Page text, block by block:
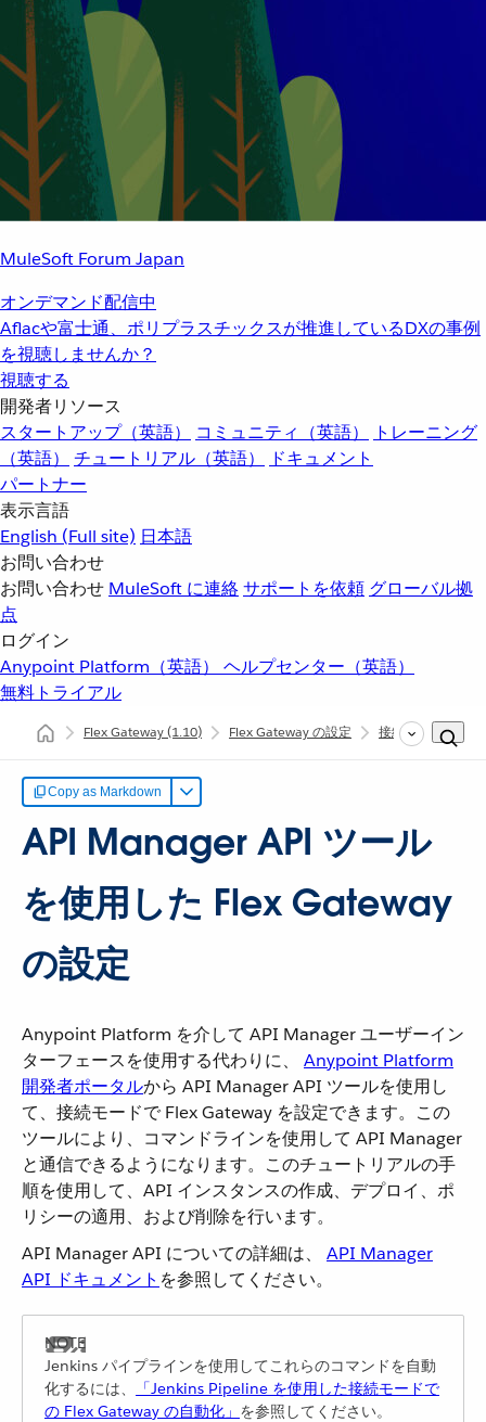
MuleSoft Forum Japan
オンデマンド配信中
Aflacや富士通、ポリプラスチックスが推進しているDXの事例
を視聴しませんか？
視聴する
開発者リソース
スタートアップ（英語）
コミュニティ（英語）
トレーニング
（英語）
チュートリアル（英語）
ドキュメント
パートナー
表示言語
English (Full site) 日本語
お問い合わせ
お問い合わせ MuleSoft に連絡サポートを依頼 グローバル拠
点
ログイン
Anypoint Platform（英語） ヘルプセンター（英語）
無料トライアル
Flex Gateway(1.10) Flex Gateway の設定 接続モードでの
Copy as Markdown
API Manager API ツール
を使用した Flex Gateway
の設定
Anypoint Platform を介して API Manager ユーザーイン
ターフェースを使用する代わりに、 Anypoint Platform
開発者ポータル​から API Manager API ツールを使用し
て、接続モードで Flex Gateway を設定できます。この
ツールにより、コマンドラインを使用して API Manager
と通信できるようになります。このチュートリアルの手
順を使用して、API インスタンスの作成、デプロイ、ポ
リシーの適用、および削除を行います。
API Manager API についての詳細は、 API Manager
API ドキュメント ​を参照してください。
Jenkins パイプラインを使用してこれらのコマンドを自動
化するには、​
「Jenkins Pipeline を使用した接続モードで
の Flex Gateway の自動化」 ​を参照してください。